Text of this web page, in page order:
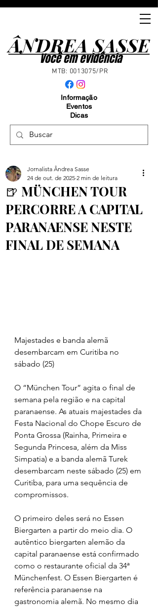
ÂNDREA SASSE
ÂNDREA SASSE
Você em evidência
MTB: 0013075/PR
Informação
Eventos
Dicas
🍺 MÜNCHEN TOUR
PERCORRE A CAPITAL
PARANAENSE NESTE
FINAL DE SEMANA
Jornalista Ândrea Sasse
24 de out. de 2025 2 min de leitura
Majestades e banda alemã
desembarcam em Curitiba no
sábado (25)
O “München Tour” agita o final de
semana pela região e na capital
paranaense. As atuais majestades da
Festa Nacional do Chope Escuro de
Ponta Grossa (Rainha, Primeira e
Segunda Princesa, além da Miss
Simpatia) e a banda alemã Turek
desembarcam neste sábado (25) em
Curitiba, para uma sequência de
compromissos.
O primeiro deles será no Essen
Biergarten a partir do meio dia. O
autêntico biergarten alemão da
capital paranaense está confirmado
como o restaurante oficial da 34ª
Münchenfest. O Essen Biergarten é
referência paranaense na
gastronomia alemã. No mesmo dia